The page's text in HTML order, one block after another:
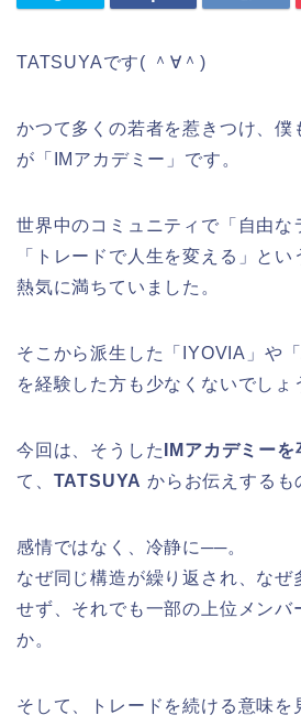
TATSUYAです( ＾∀＾)
かつて多くの若者を惹きつけ、僕
が「IMアカデミー」です。
世界中のコミュニティで「自由な
「トレードで人生を変える」とい
熱気に満ちていました。
そこから派生した「IYOVIA」や
を経験した方も少なくないでしょ
今回は、そうした IMアカデミー
て、 TATSUYA からお伝えするも
感情ではなく、冷静に──。
なぜ同じ構造が繰り返され、なぜ
せず、それでも一部の上位メンバ
か。
そして、トレードを続ける意味を